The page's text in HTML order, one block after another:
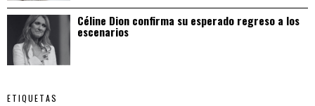
Céline Dion confirma su esperado regreso a los
escenarios
ETIQUETAS